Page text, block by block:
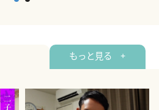
もっと見る +